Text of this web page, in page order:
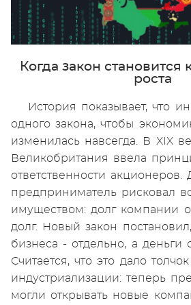
Когда закон становится
роста
История показывает, что
одного закона, чтобы
изменилась навсегда. В XIX
Великобритания ввела
ответственности
предприниматель рисковал
имуществом: долг компании
долг. Новый закон
бизнеса - отдельно, а деньги
Считается, что это дало толчок
индустриализации: теперь
могли открывать новые